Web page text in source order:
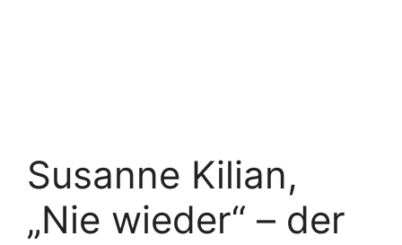
Susanne Kilian,
„Nie wieder“ – der